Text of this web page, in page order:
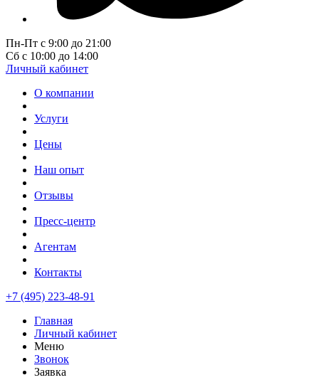
Пн-Пт с 9:00 до 21:00
Сб с 10:00 до 14:00
Личный кабинет
О компании
Услуги
Цены
Наш опыт
Отзывы
Пресс-центр
Агентам
Контакты
+7 (495) 223-48-91
Главная
Личный кабинет
Меню
Звонок
Заявка